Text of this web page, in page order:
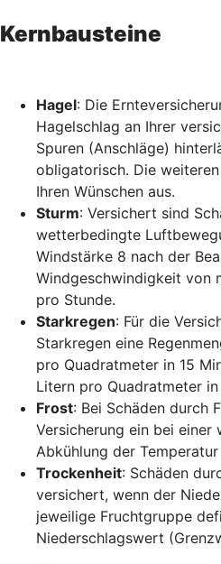
Kernbausteine
Hagel: Die
Hagelschlag an Ihrer
Spuren (Anschläge)
obligatorisch. Die
Ihren Wünschen aus.
Sturm: Versichert sind
wetterbedingte
Windstärke 8 nach der
Windgeschwindigkeit von
pro Stunde.
Starkregen: Für die
Starkregen eine
pro Quadratmeter in 15
Litern pro Quadratmeter
Frost: Bei Schäden durch
Versicherung ein bei einer
Abkühlung der
Trockenheit: Schäden
versichert, wenn der
jeweilige Fruchtgruppe
Niederschlagswert